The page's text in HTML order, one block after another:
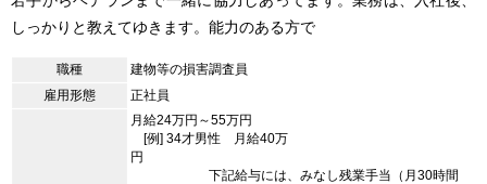
しっかりと教えてゆきます。能力のある方で
職種
建物等の損害調査員
雇用形態
正社員
月給24万円～55万円
[例] 34才男性 月給40万
円
下記給与には、みなし残業手当（月30時間